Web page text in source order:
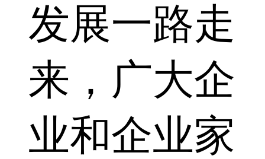
发展一路走
来，广大企
业和企业家